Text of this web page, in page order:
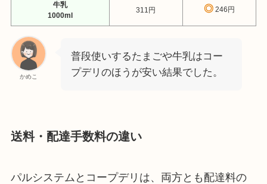
牛乳
1000ml
311円 ◎246円
かめこ
普段使いするたまごや牛乳はコー
プデリのほうが安い結果でした。
送料・配達手数料の違い
パルシステムとコープデリは、両方とも配達料の